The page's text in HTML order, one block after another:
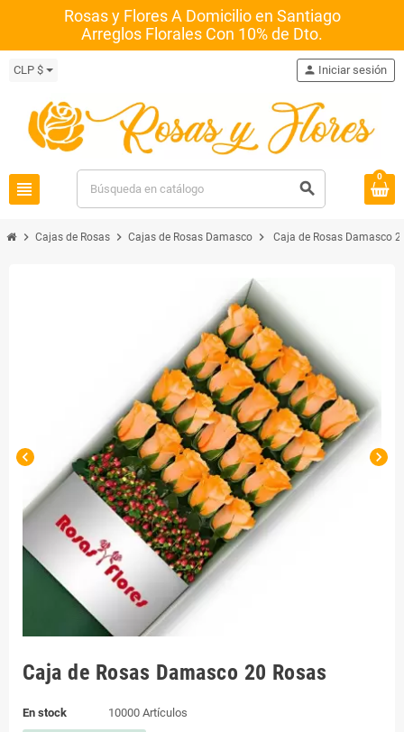
Rosas y Flores A Domicilio en Santiago
Arreglos Florales Con 10% de Dto.
CLP $
view_headline search
person Iniciar sesión
0
chevron_right Cajas de Rosas chevron_right Cajas de Rosas Damasco chevron_right Caja de Rosas Damasco
chevron_left chevron_right
Caja de Rosas Damasco 20 Rosas
En stock 10000 Artículos